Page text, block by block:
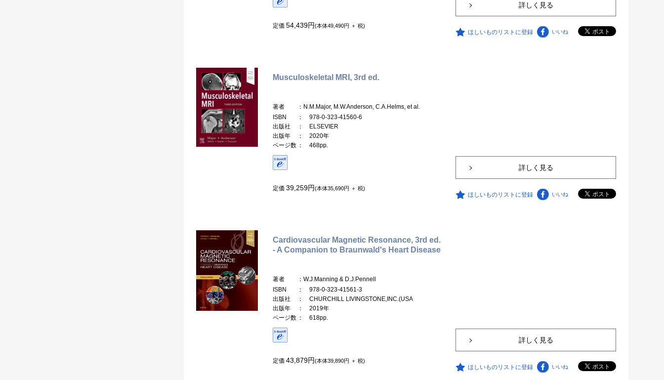
定価 54,439円(本体49,490円 ＋ 税)
詳しく見る
ほしいものリストに登録 いいね
Musculoskeletal MRI, 3rd ed.
著者
：N.M.Major, M.W.Anderson, C.A.Helms, et al.
ISBN
： 978-0-323-41560-6
出版社
： ELSEVIER
出版年
： 2020年
ページ数 ： 468pp.
定価 39,259円(本体35,690円 ＋ 税)
詳しく見る
ほしいものリストに登録 いいね
Cardiovascular Magnetic Resonance, 3rd ed.
- A Companion to Braunwald's Heart Disease
著者
：W.J.Manning & D.J.Pennell
ISBN
： 978-0-323-41561-3
出版社
： CHURCHILL LIVINGSTONE,INC.(USA
出版年
： 2019年
ページ数 ： 618pp.
定価 43,879円(本体39,890円 ＋ 税)
詳しく見る
ほしいものリストに登録 いいね